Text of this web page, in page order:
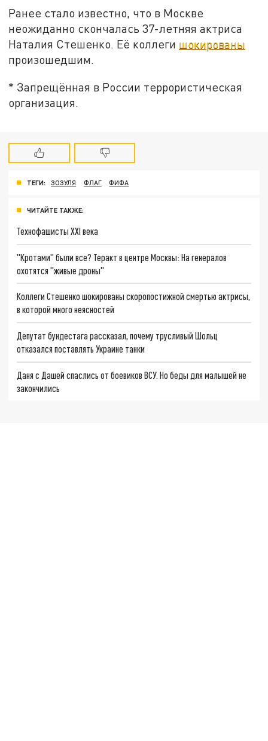
Ранее стало известно, что в Москве
неожиданно скончалась 37-летняя актриса
Наталия Стешенко. Её коллеги шокированы
произошедшим.
* Запрещённая в России террористическая
организация.
ТЕГИ: ЗОЗУЛЯ ФЛАГ ФИФА
ЧИТАЙТЕ ТАКЖЕ:
Технофашисты XXI века
"Кротами" были все? Теракт в центре Москвы: На генералов
охотятся "живые дроны"
Коллеги Стешенко шокированы скоропостижной смертью актрисы,
в которой много неясностей
Депутат бундестага рассказал, почему трусливый Шольц
отказался поставлять Украине танки
Даня с Дашей спаслись от боевиков ВСУ. Но беды для малышей не
закончились